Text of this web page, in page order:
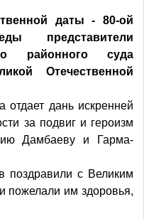
даты - 80-ой
представители
районного суда
Отечественной
дань искренней
за подвиг и героизм
Дамбаеву и Гарма-
с Великим
пожелали им здоровья,